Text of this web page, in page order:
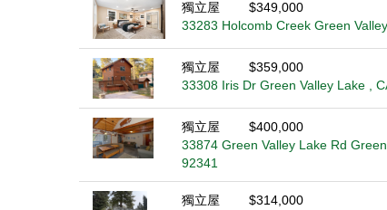
獨立屋
$349,000
33283 Holcomb Creek Green
獨立屋
$359,000
33308 Iris Dr Green Valley Lake ,
獨立屋
$400,000
33874 Green Valley Lake Rd
92341
獨立屋
$314,000